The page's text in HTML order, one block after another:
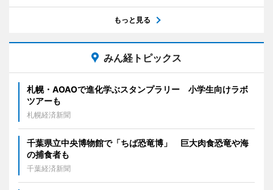
もっと見る
みん経トピックス
札幌・AOAOで進化学ぶスタンプラリー 小学生向けラボ
ツアーも
札幌経済新聞
千葉県立中央博物館で「ちば恐竜博」 巨大肉食恐竜や海
の捕食者も
千葉経済新聞